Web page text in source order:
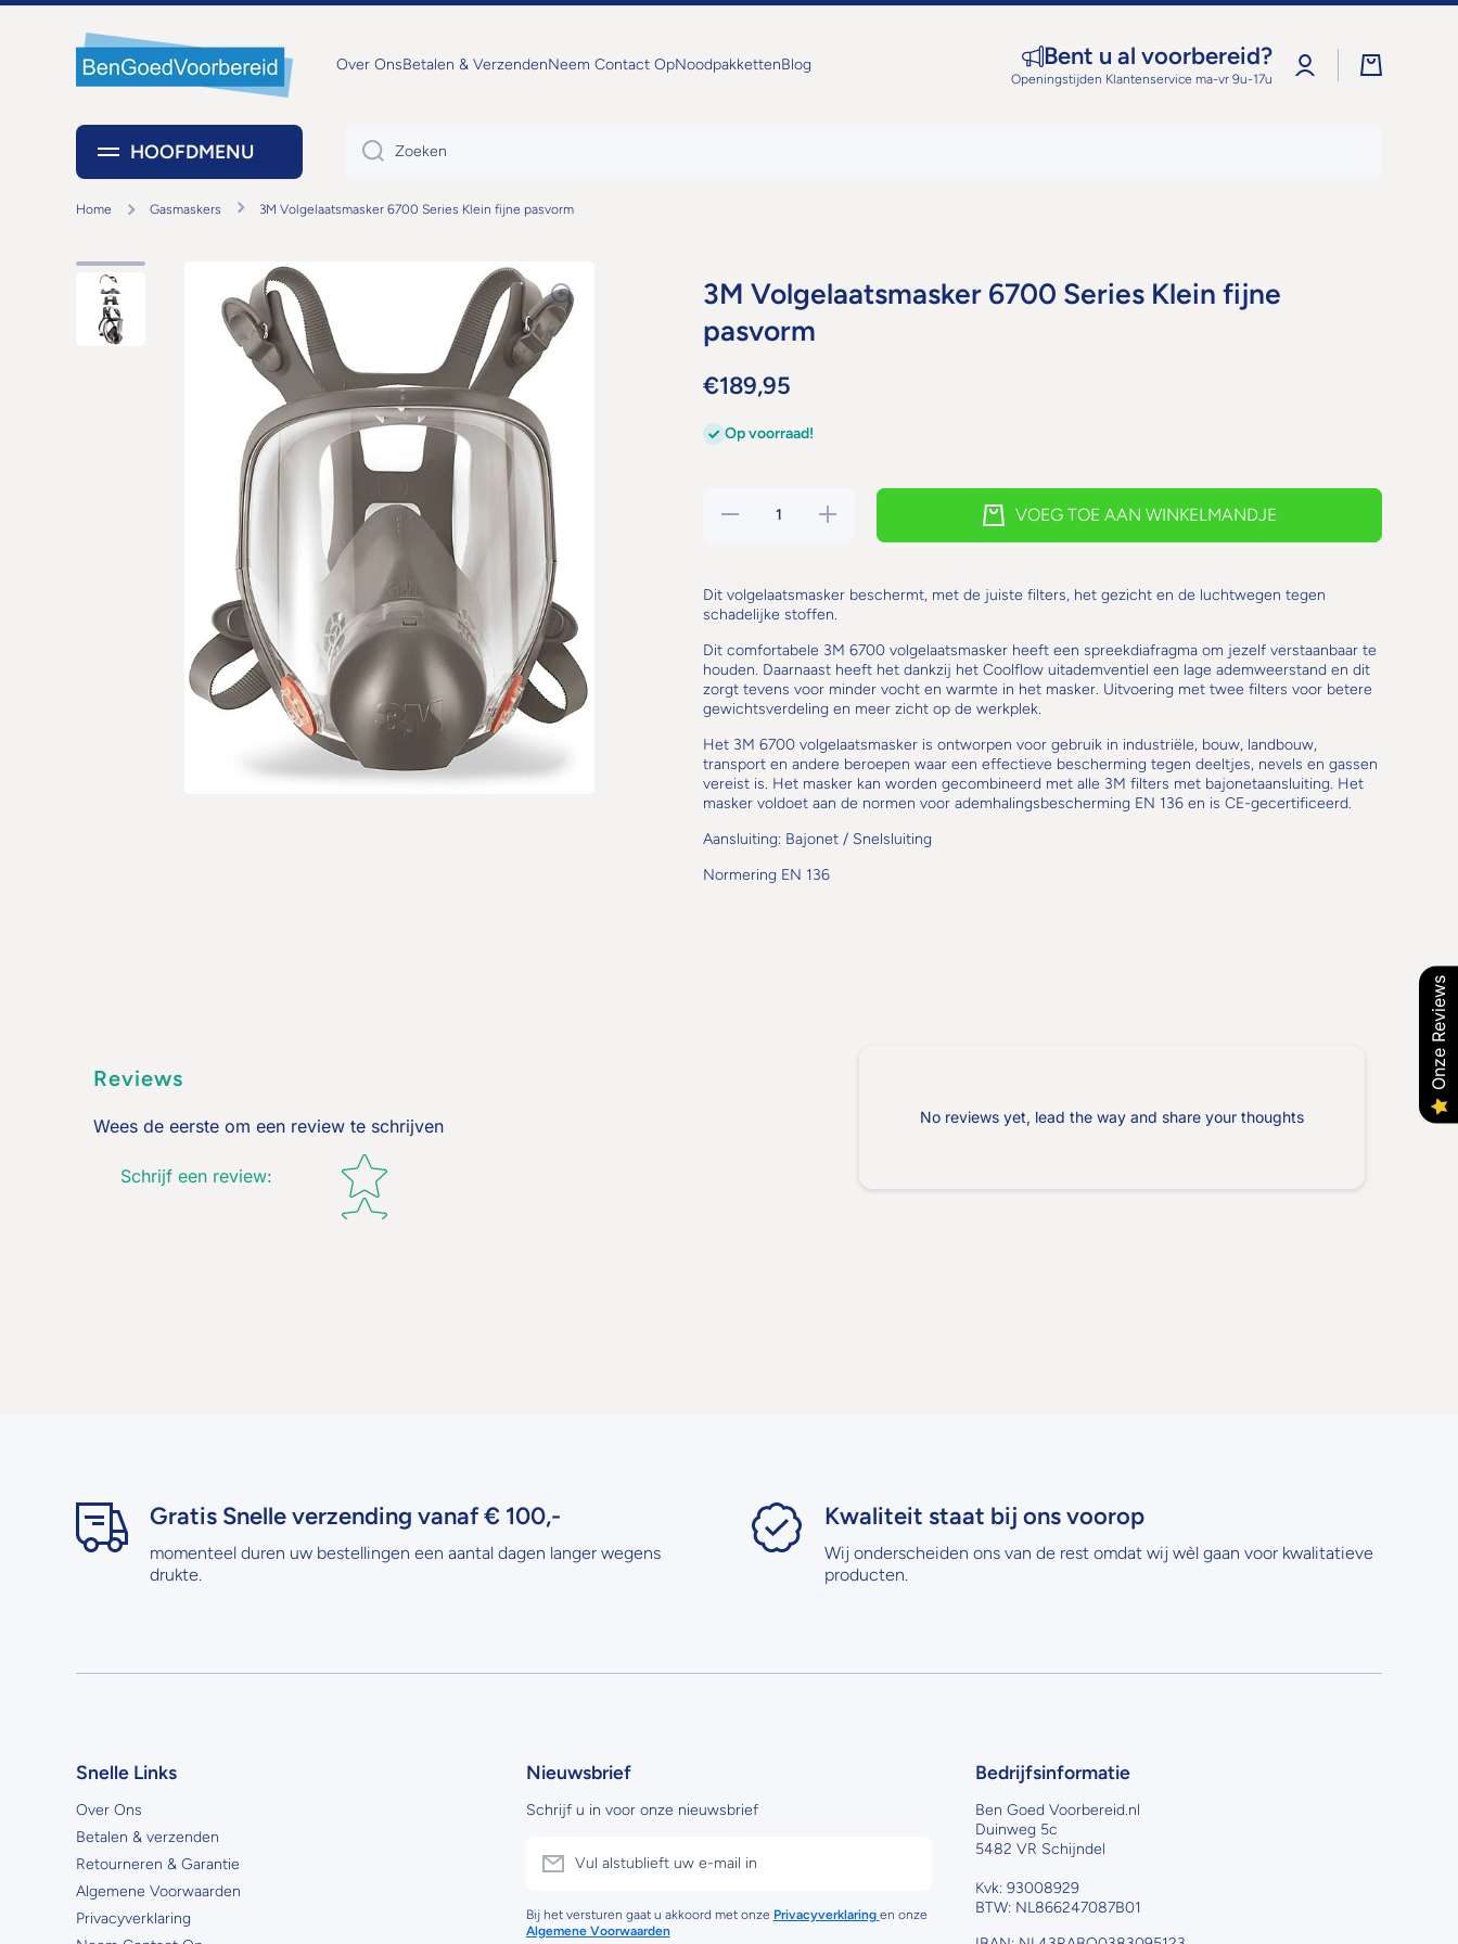
Over OnsBetalen & VerzendenNeem Contact OpNoodpakkettenBlog Bent u al voorbereid?
Openingstijden Klantenservice ma-vr 9u-17u
Log
in
HOOFDMENU Zoeken
Home Gasmaskers 3M Volgelaatsmasker 6700 Series Klein fijne pasvorm
Ga naar productinformatie
3M Volgelaatsmasker 6700 Series Klein fijne
pasvorm
€189,95
Op voorraad!
Hoeveelheid
verlagen voor 3Mhoeveelheid voor
3M
fijne pasvorm
VOEG TOE AAN WINKELMANDJE
Dit volgelaatsmasker beschermt, met de juiste filters, het gezicht en de luchtwegen tegen
schadelijke stoffen.
Dit comfortabele 3M 6700 volgelaatsmasker heeft een spreekdiafragma om jezelf verstaanbaar te
houden. Daarnaast heeft het dankzij het Coolflow uitademventiel een lage ademweerstand en dit
zorgt tevens voor minder vocht en warmte in het masker. Uitvoering met twee filters voor betere
gewichtsverdeling en meer zicht op de werkplek.
Het 3M 6700 volgelaatsmasker is ontworpen voor gebruik in industriële, bouw, landbouw,
transport en andere beroepen waar een effectieve bescherming tegen deeltjes, nevels en gassen
vereist is. Het masker kan worden gecombineerd met alle 3M filters met bajonetaansluiting. Het
masker voldoet aan de normen voor ademhalingsbescherming EN 136 en is CE-gecertificeerd.
Aansluiting: Bajonet / Snelsluiting
Normering EN 136
Reviews
Wees de eerste om een review te schrijven
Schrijf een review:
Star rating
No reviews yet, lead the way and share your thoughts
Gratis Snelle verzending vanaf € 100,-
momenteel duren uw bestellingen een aantal dagen langer wegens
drukte.
Kwaliteit staat bij ons voorop
Wij onderscheiden ons van de rest omdat wij wèl gaan voor kwalitatieve
producten.
Snelle Links
Over Ons
Betalen & verzenden
Retourneren & Garantie
Algemene Voorwaarden
Privacyverklaring
Nieuwsbrief
Schrijf u in voor onze nieuwsbrief
Vul alstublieft uw e-mail in
Bij het versturen gaat u akkoord met onze Privacyverklaring en onze
Algemene Voorwaarden
Bedrijfsinformatie
Ben Goed Voorbereid.nl
Duinweg 5c
5482 VR Schijndel
Kvk: 93008929
BTW: NL866247087B01
Onze Reviews